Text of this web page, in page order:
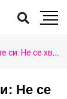
свалки и клишета!
Не се